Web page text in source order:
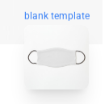
blank template